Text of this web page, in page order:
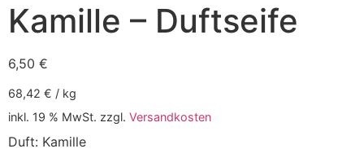
Kamille – Duftseife
6,50 €
68,42 € / kg
inkl. 19 % MwSt. zzgl. Versandkosten
Duft: Kamille